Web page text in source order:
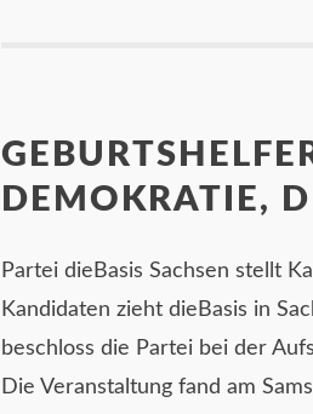
DEMOKRATIE,
Partei dieBasis Sachsen stellt
Kandidaten zieht dieBasis in
beschloss die Partei bei der
Die Veranstaltung fand am